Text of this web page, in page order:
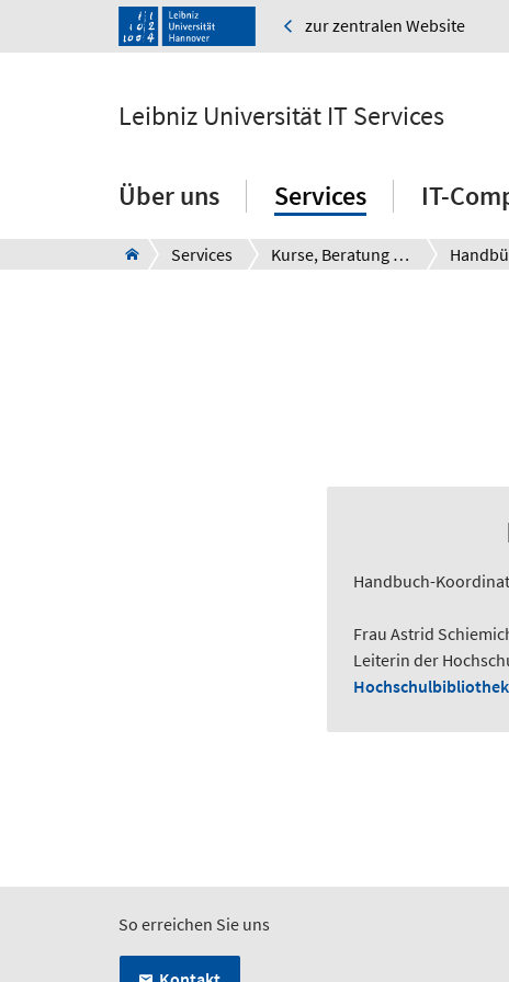
zur zentralen Website
Leibniz Universität IT Services
Über uns Services IT-
Services Kurse, Beratung und Support
Handbuch-
Frau Astrid
Leiterin der
So erreichen Sie uns